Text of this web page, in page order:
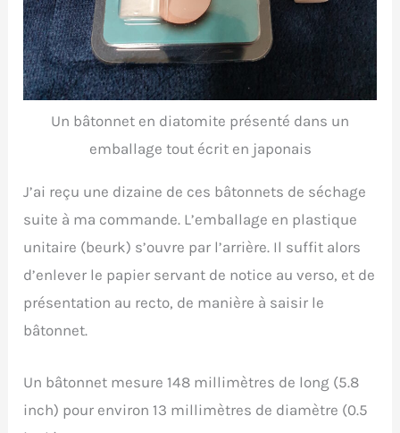
Un bâtonnet en diatomite présenté dans un
emballage tout écrit en japonais
J’ai reçu une dizaine de ces bâtonnets de séchage
suite à ma commande. L’emballage en plastique
unitaire (beurk) s’ouvre par l’arrière. Il suffit alors
d’enlever le papier servant de notice au verso, et de
présentation au recto, de manière à saisir le
bâtonnet.
Un bâtonnet mesure 148 millimètres de long (5.8
inch) pour environ 13 millimètres de diamètre (0.5